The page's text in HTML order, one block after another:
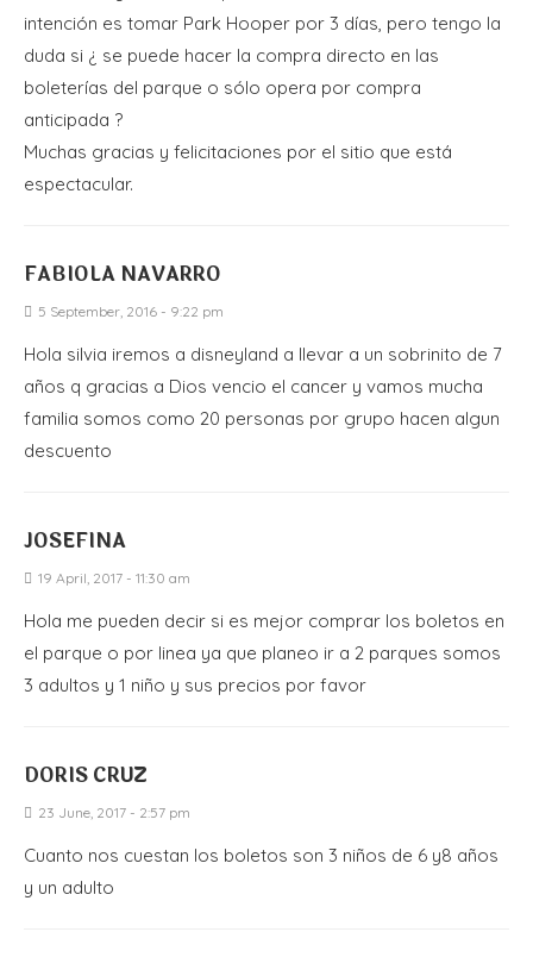
intención es tomar Park Hooper por 3 días, pero tengo la
duda si ¿ se puede hacer la compra directo en las
boleterías del parque o sólo opera por compra
anticipada ?
Muchas gracias y felicitaciones por el sitio que está
espectacular.
FABIOLA NAVARRO
5 September, 2016 - 9:22 pm
Hola silvia iremos a disneyland a llevar a un sobrinito de 7
años q gracias a Dios vencio el cancer y vamos mucha
familia somos como 20 personas por grupo hacen algun
descuento
JOSEFINA
19 April, 2017 - 11:30 am
Hola me pueden decir si es mejor comprar los boletos en
el parque o por linea ya que planeo ir a 2 parques somos
3 adultos y 1 niño y sus precios por favor
DORIS CRUZ
23 June, 2017 - 2:57 pm
Cuanto nos cuestan los boletos son 3 niños de 6 y8 años
y un adulto